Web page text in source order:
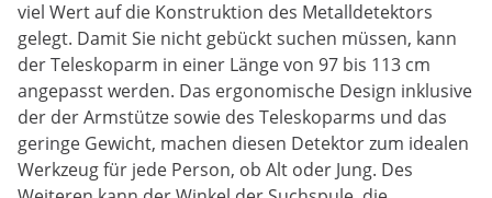
viel Wert auf die Konstruktion des Metalldetektors
gelegt. Damit Sie nicht gebückt suchen müssen, kann
der Teleskoparm in einer Länge von 97 bis 113 cm
angepasst werden. Das ergonomische Design inklusive
der der Armstütze sowie des Teleskoparms und das
geringe Gewicht, machen diesen Detektor zum idealen
Werkzeug für jede Person, ob Alt oder Jung. Des